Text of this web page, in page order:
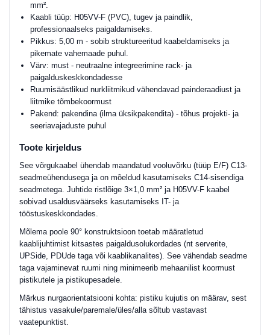
mm².
Kaabli tüüp: H05VV-F (PVC), tugev ja paindlik,
professionaalseks paigaldamiseks.
Pikkus: 5,00 m - sobib struktureeritud kaabeldamiseks ja
pikemate vahemaade puhul.
Värv: must - neutraalne integreerimine rack- ja
paigalduskeskkondadesse
Ruumisäästlikud nurkliitmikud vähendavad painderaadiust ja
liitmike tõmbekoormust
Pakend: pakendina (ilma üksikpakendita) - tõhus projekti- ja
seeriavajaduste puhul
Toote kirjeldus
See võrgukaabel ühendab maandatud vooluvõrku (tüüp E/F) C13-
seadmeühendusega ja on mõeldud kasutamiseks C14-sisendiga
seadmetega. Juhtide ristlõige 3×1,0 mm² ja H05VV-F kaabel
sobivad usaldusväärseks kasutamiseks IT- ja
tööstuskeskkondades.
Mõlema poole 90° konstruktsioon toetab määratletud
kaablijuhtimist kitsastes paigaldusolukordades (nt serverite,
UPSide, PDUde taga või kaablikanalites). See vähendab seadme
taga vajaminevat ruumi ning minimeerib mehaanilist koormust
pistikutele ja pistikupesadele.
Märkus nurgaorientatsiooni kohta: pistiku kujutis on määrav, sest
tähistus vasakule/paremale/üles/alla sõltub vastavast
vaatepunktist.